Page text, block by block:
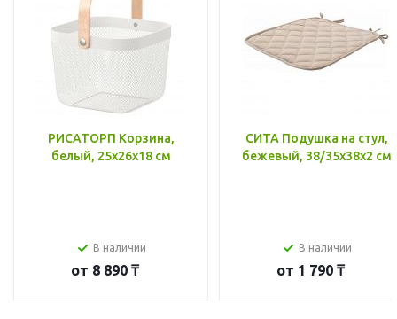
РИСАТОРП Корзина,
белый, 25x26x18 см
В наличии
от 8 890 ₸
СИТА Подушка на стул,
бежевый, 38/35x38x2 см
В наличии
от 1 790 ₸